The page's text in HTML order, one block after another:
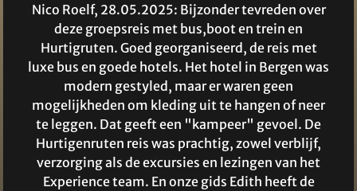
Nico Roelf, 28.05.2025: Bijzonder tevreden over
deze groepsreis met bus,boot en trein en
Hurtigruten. Goed georganiseerd, de reis met
luxe bus en goede hotels. Het hotel in Bergen was
modern gestyled, maar er waren geen
mogelijkheden om kleding uit te hangen of neer
te leggen. Dat geeft een "kampeer" gevoel. De
Hurtigenruten reis was prachtig, zowel verblijf,
verzorging als de excursies en lezingen van het
Experience team. En onze gids Edith heeft de